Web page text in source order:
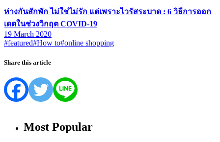
ห่างกันสักพัก ไม่ใช่ไม่รัก แต่เพราะไวรัสระบาด : 6 วิธีการออก
เดตในช่วงวิกฤต COVID-19
19 March 2020
#featured#How to#online shopping
Share this article
Most Popular